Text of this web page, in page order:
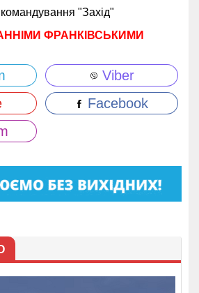
"Захід"
ФРАНКІВСЬКИМИ
Viber
Facebook